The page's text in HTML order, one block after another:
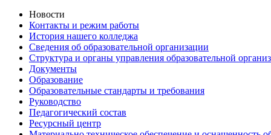
Новости
Контакты и режим работы
История нашего колледжа
Сведения об образовательной организации
Структура и органы управления образовательной
Документы
Образование
Образовательные стандарты и требования
Руководство
Педагогический состав
Ресурсный центр